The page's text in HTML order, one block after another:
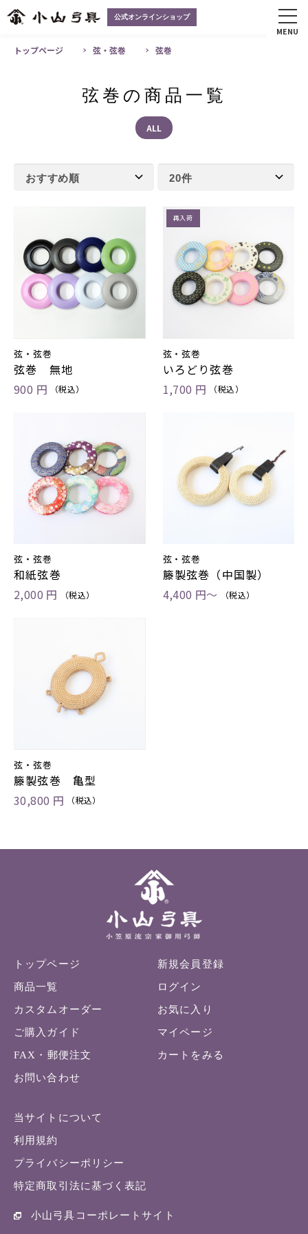
MENU
公式オンラインショップ
トップページ 弦・弦巻 弦巻
弦巻の商品一覧
ALL
弦・弦巻
弦巻 無地
900 円
（税込）
再入荷
弦・弦巻
いろどり弦巻
1,700 円
（税込）
弦・弦巻
和紙弦巻
2,000 円
（税込）
弦・弦巻
籐製弦巻（中国製）
4,400 円～
（税込）
弦・弦巻
籐製弦巻 亀型
30,800 円
（税込）
トップページ
商品一覧
カスタムオーダー
ご購入ガイド
FAX・郵便注文
お問い合わせ
新規会員登録
ログイン
お気に入り
マイページ
カートをみる
当サイトについて
利用規約
プライバシーポリシー
特定商取引法に基づく表記
小山弓具コーポレートサイト